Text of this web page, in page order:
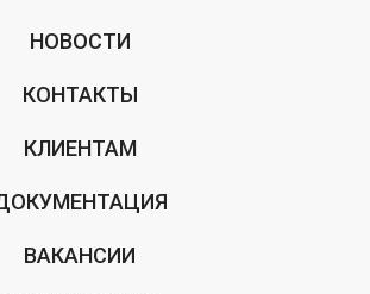
НОВОСТИ
КОНТАКТЫ
КЛИЕНТАМ
ВАКАНСИИ